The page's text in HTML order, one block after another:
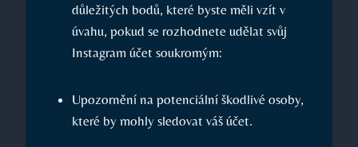
důležitých bodů, které byste měli vzít v
úvahu, pokud se rozhodnete udělat svůj
Instagram účet soukromým:
Upozornění na potenciální škodlivé osoby,
které by mohly sledovat váš účet.